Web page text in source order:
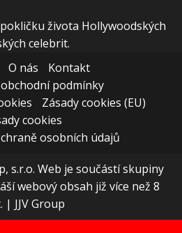
života Hollywoodských
celebrit.
O nás
Kontakt
podmínky
Zásady cookies (EU)
cookies
osobních údajů
s.r.o. Web je součástí skupiny
webový obsah již více než 8
| JJV Group